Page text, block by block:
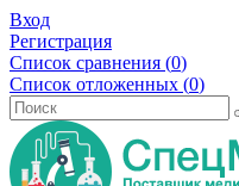
Вход
Регистрация
Список сравнения (0)
Список отложенных (0)